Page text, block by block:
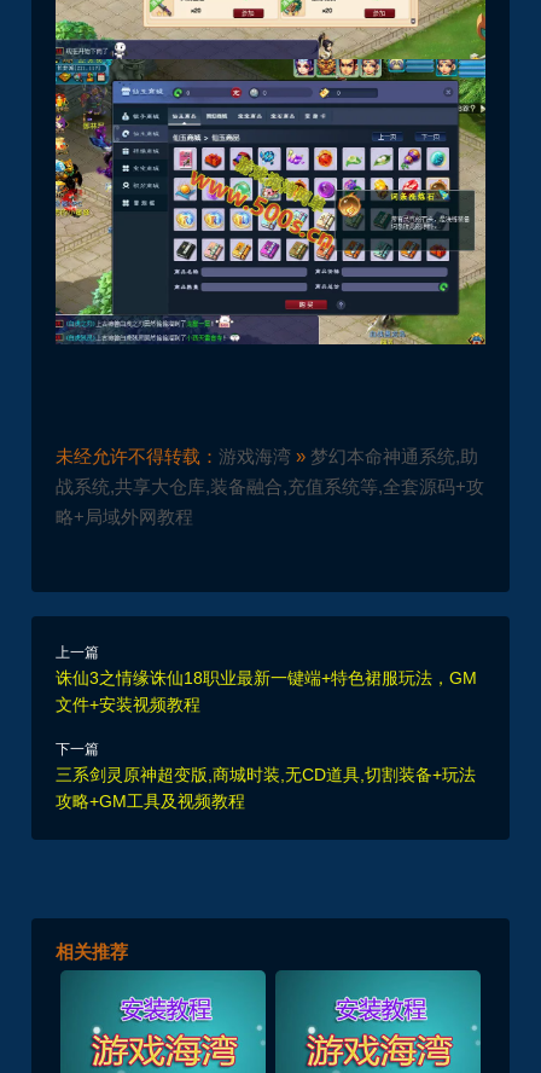
未经允许不得转载：游戏海湾 »梦幻本命神通系统,助
战系统,共享大仓库,装备融合,充值系统等,全套源码+攻
略+局域外网教程
上一篇
诛仙3之情缘诛仙18职业最新一键端+特色裙服玩法，GM
文件+安装视频教程
下一篇
三系剑灵原神超变版,商城时装,无CD道具,切割装备+玩法
攻略+GM工具及视频教程
相关推荐